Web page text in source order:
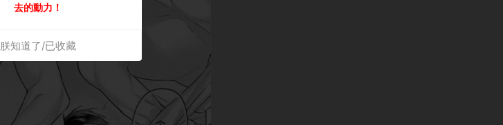
去的動力！
朕知道了/已收藏